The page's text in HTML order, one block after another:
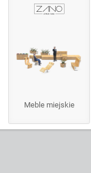
Meble miejskie